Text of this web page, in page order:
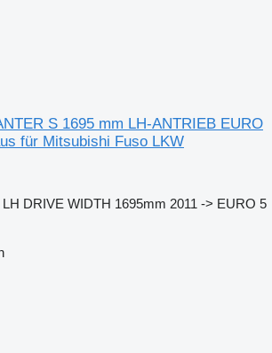
S 1695 mm LH-ANTRIEB EURO
für Mitsubishi Fuso LKW
DRIVE WIDTH 1695mm 2011 -> EURO 5